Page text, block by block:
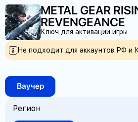
METAL GEAR
REVENGEANCE
Ключ для активации игры
Не подходит для аккаунтов РФ и
Ваучер
Регион